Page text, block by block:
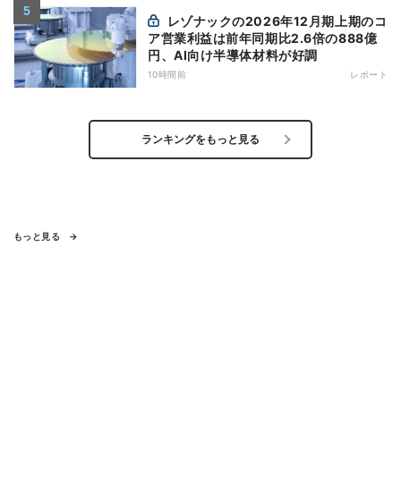
ア営業利益は前年同期比2.6倍の888億
円、AI向け半導体材料が好調
10時間前 レポート
ランキングをもっと見る
もっと見る